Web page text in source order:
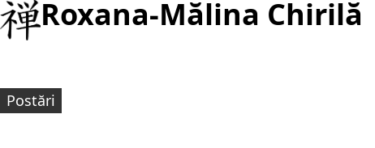
Roxana-Mălina Chirilă
Postări